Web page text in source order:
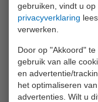
gebruiken, vindt u op
privacyverklaring
verwerken.
Door op "Akkoord"
gebruik van alle
en advertentie/
het optimaliseren
advertenties. Wilt u
Baby Rose
Bikefun
Boys
Crea Kids
Funtoy